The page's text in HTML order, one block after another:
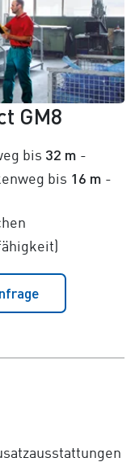
GM8
bis 32 m -
bis 16 m -